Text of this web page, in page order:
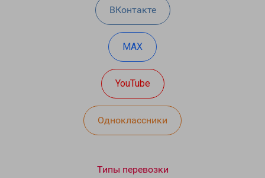
ВКонтакте
MAX
YouTube
Одноклассники
Типы перевозки